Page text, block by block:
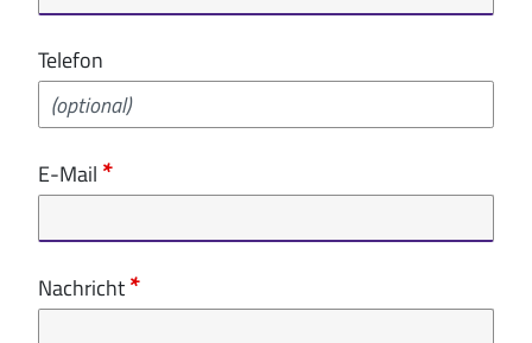
Telefon
E-Mail
Nachricht